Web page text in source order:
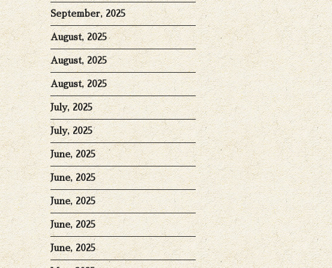
September, 2025
August, 2025
August, 2025
August, 2025
July, 2025
July, 2025
June, 2025
June, 2025
June, 2025
June, 2025
June, 2025